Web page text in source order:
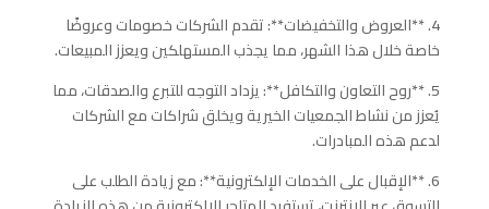
4. **العروض والتخفيضات**: تقدم الشركات خصومات وعروضًا
خاصة خلال هذا الشهر، مما يجذب المستهلكين ويعزز المبيعات.
5. **روح التعاون والتكافل**: يزداد التوجه للتبرع والصدقات، مما
يُعزز من نشاط الجمعيات الخيرية ويخلق شراكات مع الشركات
لدعم هذه المبادرات.
6. **الإقبال على الخدمات الإلكترونية**: مع زيادة الطلب على